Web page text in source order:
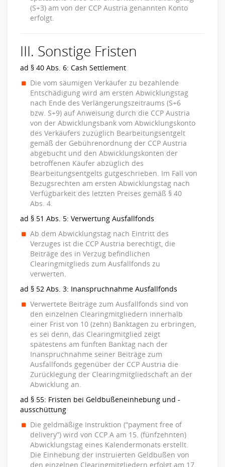
(S+3) am von der CCP Austria genannten Konto
erfolgt.
III. Sonstige Fristen
ad § 40 Abs. 6: Cash Settlement
Die vom säumigen Verkäufer zu bezahlende
Entschädigung wird am ersten Abwicklungstag
nach Ende des Verlängerungszeitraums (S+6
bzw. S+9) auf Anweisung durch die CCP Austria
von der Abwicklungsbank vom Abwicklungskonto
des Verkäufers zuzüglich Bearbeitungsentgelt
gemäß der Gebührenordnung der CCP Austria
abgebucht und den Abwicklungskonten der
betroffenen Käufer abzüglich des
Bearbeitungsentgelts gutgeschrieben. Im Fall von
Bezugsrechten am ersten Abwicklungstag nach
Verfügbarkeit des letzten Preises gemäß § 40
Abs. 4.
ad § 51 Abs. 5: Verwertung Ausfallfonds
Ab dem Abwicklungstag nach Eintritt des
Verzuges ist die CCP Austria berechtigt, die
Beiträge des in Verzug befindlichen
Clearingmitglieds zum Ausfallfonds zu
verwerten.
ad § 52 Abs. 3: Inanspruchnahme Ausfallfonds
Verwertete Beiträge zum Ausfallfonds sind von
den einzelnen Clearingmitgliedern innerhalb
einer Frist von 10 (zehn) Banktagen zu erbringen,
es sei denn, das Clearingmitglied zeigt
spätestens am fünften Banktag nach der
Inanspruchnahme seiner Beiträge zum
Ausfallfonds gegenüber der CCP Austria die
Zurücklegung der Clearingmitgliedschaft an der
Abwicklung an.
ad § 55: Fristen bei Geldbußeneinhebung und -
ausschüttung
Die geldmäßige Instruktion (“payment free of
delivery”) wird von CCP.A am 15. (fünfzehnten)
Abwicklungstag eines Kalendermonats erstellt.
Die Einhebung der instruierten Geldbußen von
den einzelnen Clearingmitgliedern erfolgt am 17.